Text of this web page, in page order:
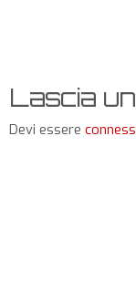
Lascia
Devi essere